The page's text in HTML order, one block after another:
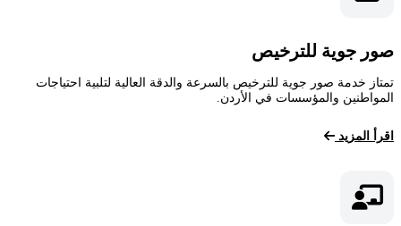
صور جوية للترخيص
تمتاز خدمة صور جوية للترخيص بالسرعة والدقة العالية لتلبية احتياجات
المواطنين والمؤسسات في الأردن.
اقرأ المزيد